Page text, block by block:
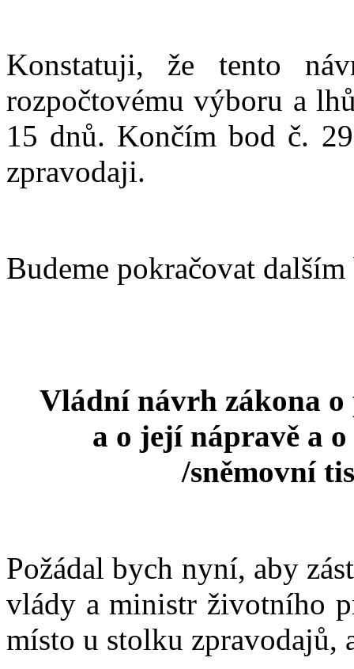
Konstatuji, že tento
rozpočtovému výboru a
15 dnů. Končím bod č.
zpravodaji.
Budeme pokračovat
Vládní návrh zákona o
a o její nápravě a
/sněmovní
Požádal bych nyní, aby
vlády a ministr životního
místo u stolku zpravodajů,